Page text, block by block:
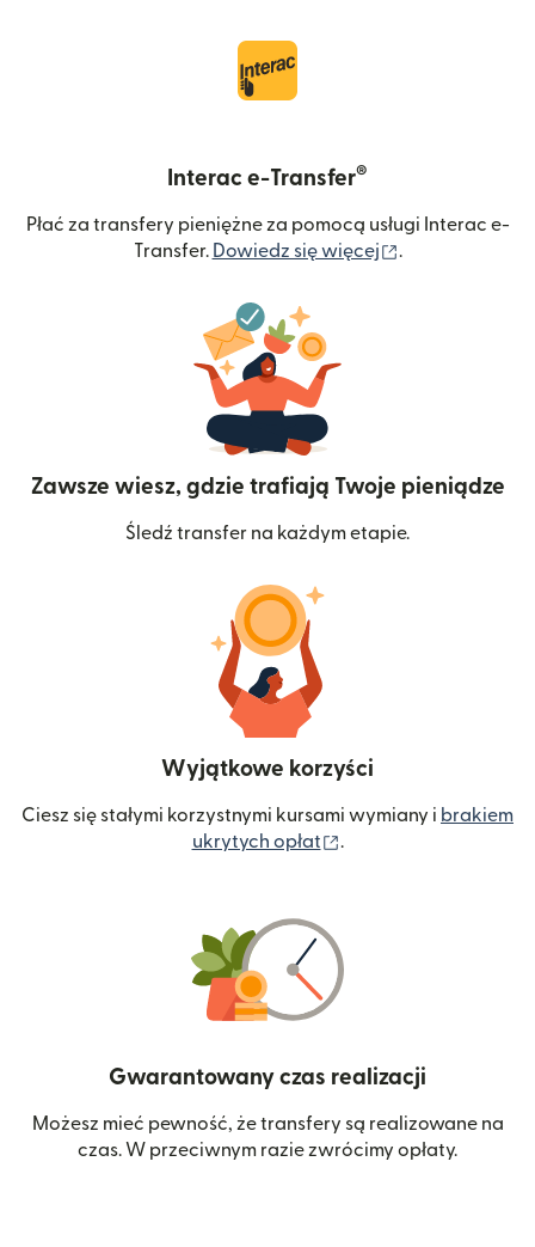
Interac e-Transfer®
Płać za transfery pieniężne za pomocą usługi Interac e-
Transfer. Dowiedz się więcej .
Zawsze wiesz, gdzie trafiają Twoje pieniądze
Śledź transfer na każdym etapie.
Wyjątkowe korzyści
Ciesz się stałymi korzystnymi kursami wymiany i brakiem
ukrytych opłat
.
Gwarantowany czas realizacji
Możesz mieć pewność, że transfery są realizowane na
czas. W przeciwnym razie zwrócimy opłaty.